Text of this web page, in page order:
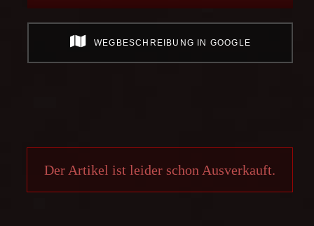
WEGBESCHREIBUNG IN GOOGLE
Der Artikel ist leider schon Ausverkauft.